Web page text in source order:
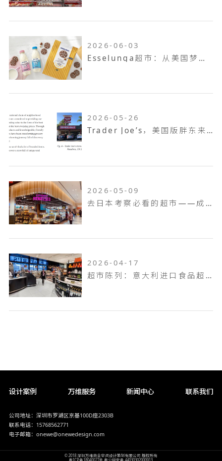
2026-06-03
Esselunga超市：从美国梦到意大利第三大零售巨头
2026-05-26
Trader Joe’s，美国版胖东来，如何成为了坪效之王
2026-05-09
去日本考察必看的超市——成城石井
2026-04-17
超市陈列：意大利进口食品超市Pusateri's
设计案例 万维服务 新闻中心 联系我们
公司地址：深圳市罗湖区京基100D座2303B
联系电话：15768562771
电子邮箱：onewe@onewedesign.com
© 2018 深圳万维商业空间设计策划有限公司 版权所有
粤ICP备18040027号 粤公网安备 44030302000913